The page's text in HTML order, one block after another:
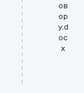
ов
ор
у.d
oc
x